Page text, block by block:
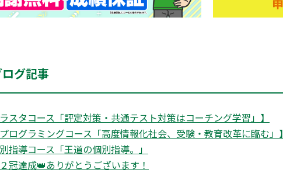
グ記事
スタコース「評定対策・共通テスト対策はコーチング学習」】
プログラミングコース「高度情報化社会、受験・教育改革に臨む」】
指導コース「王道の個別指導。」
冠達成👑ありがとうございます！